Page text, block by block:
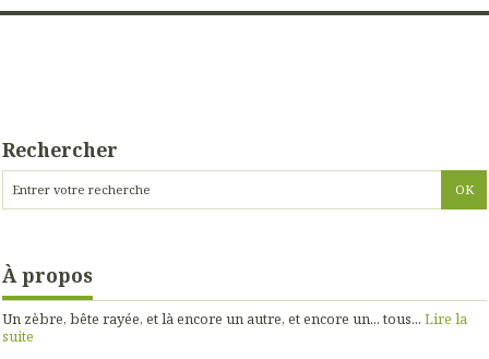
Rechercher
À propos
Un zèbre, bête rayée, et là encore un autre, et encore un... tous... Lire la
suite